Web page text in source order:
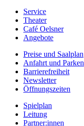
Service
Theater
Café Oelsner
Angebote
Preise und Saalplan
Anfahrt und Parken
Barrierefreiheit
Newsletter
Öffnungszeiten
Spielplan
Leitung
Partner:innen